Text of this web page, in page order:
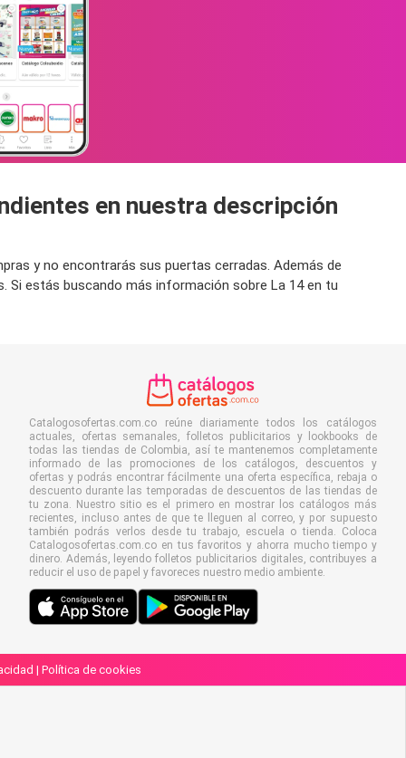
en nuestra descripción
y no encontrarás sus puertas cerradas. Además de
estás buscando más información sobre La 14 en tu
Catalogosofertas.com.co reúne diariamente todos los catálogos
actuales, ofertas semanales, folletos publicitarios y lookbooks de
todas las tiendas de Colombia, así te mantenemos completamente
informado de las promociones de los catálogos, descuentos y
ofertas y podrás encontrar fácilmente una oferta específica, rebaja o
descuento durante las temporadas de descuentos de las tiendas de
tu zona. Nuestro sitio es el primero en mostrar los catálogos más
recientes, incluso antes de que te lleguen al correo, y por supuesto
también podrás verlos desde tu trabajo, escuela o tienda. Coloca
Catalogosofertas.com.co en tus favoritos y ahorra mucho tiempo y
dinero. Además, leyendo folletos publicitarios digitales, contribuyes a
reducir el uso de papel y favoreces nuestro medio ambiente.
| Política de cookies